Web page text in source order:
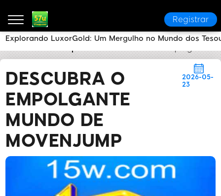
Registrar
DESCUBRA O
EMPOLGANTE
MUNDO DE
MOVENJUMP
2026-05-
23
Explorando LuxorGold: Um Mergulho no Mundo dos